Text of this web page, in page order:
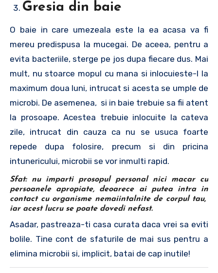
Gresia din baie
O baie in care umezeala este la ea acasa va fi
mereu predispusa la mucegai. De aceea, pentru a
evita bacteriile, sterge pe jos dupa fiecare dus. Mai
mult, nu stoarce mopul cu mana si inlocuieste-l la
maximum doua luni, intrucat si acesta se umple de
microbi. De asemenea, si in baie trebuie sa fii atent
la prosoape. Acestea trebuie inlocuite la cateva
zile, intrucat din cauza ca nu se usuca foarte
repede dupa folosire, precum si din pricina
intunericului, microbii se vor inmulti rapid.
Sfat:nu imparti prosopul personal nici macar cu
persoanele apropiate, deoarece ai putea intra in
contact cu organisme nemaiintalnite de corpul tau,
iar acest lucru se poate dovedi nefast.
Asadar, pastreaza-ti casa curata daca vrei sa eviti
bolile. Tine cont de sfaturile de mai sus pentru a
elimina microbii si, implicit, batai de cap inutile!